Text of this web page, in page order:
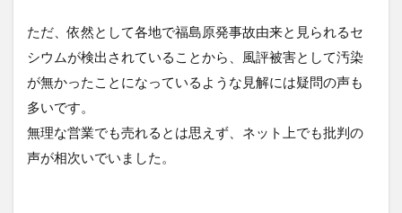
ただ、依然として各地で福島原発事故由来と見られるセ
シウムが検出されていることから、風評被害として汚染
が無かったことになっているような見解には疑問の声も
多いです。
無理な営業でも売れるとは思えず、ネット上でも批判の
声が相次いでいました。